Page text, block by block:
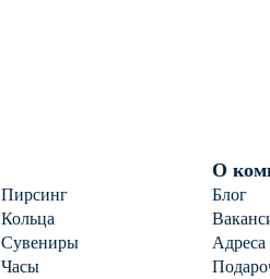
Пирсинг
Кольца
Сувениры
Часы
О
Блог
Адреса